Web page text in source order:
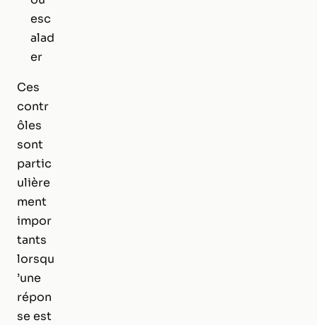
esc
alad
er
Ces
contr
ôles
sont
partic
ulière
ment
impor
tants
lorsqu
’une
répon
se est